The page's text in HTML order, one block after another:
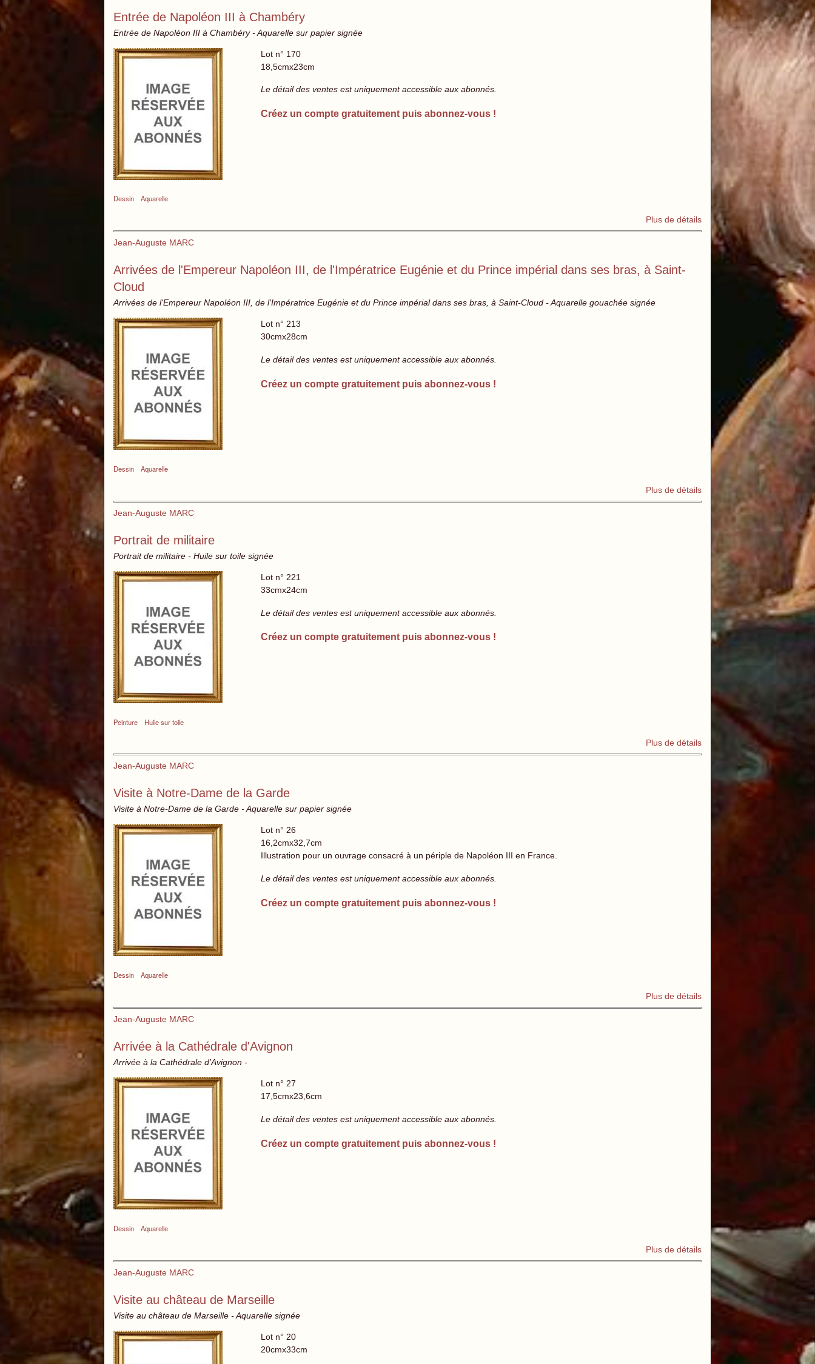
Entrée de Napoléon III à Chambéry
Entrée de Napoléon III à Chambéry - Aquarelle sur papier signée
Dessin Aquarelle
Lot n° 170
18,5cmx23cm
Le détail des ventes est uniquement accessible aux abonnés.
Créez un compte gratuitement puis abonnez-vous !
Plus de détails
Jean-Auguste MARC
Arrivées de l'Empereur Napoléon III, de l'Impératrice Eugénie et du Prince impérial dans ses bras, à Saint-
Cloud
Arrivées de l'Empereur Napoléon III, de l'Impératrice Eugénie et du Prince impérial dans ses bras, à Saint-Cloud - Aquarelle gouachée signée
Dessin Aquarelle
Lot n° 213
30cmx28cm
Le détail des ventes est uniquement accessible aux abonnés.
Créez un compte gratuitement puis abonnez-vous !
Plus de détails
Jean-Auguste MARC
Portrait de militaire
Portrait de militaire - Huile sur toile signée
Peinture Huile sur toile
Lot n° 221
33cmx24cm
Le détail des ventes est uniquement accessible aux abonnés.
Créez un compte gratuitement puis abonnez-vous !
Plus de détails
Jean-Auguste MARC
Visite à Notre-Dame de la Garde
Visite à Notre-Dame de la Garde - Aquarelle sur papier signée
Dessin Aquarelle
Lot n° 26
16,2cmx32,7cm
Illustration pour un ouvrage consacré à un périple de Napoléon III en France.
Le détail des ventes est uniquement accessible aux abonnés.
Créez un compte gratuitement puis abonnez-vous !
Plus de détails
Jean-Auguste MARC
Arrivée à la Cathédrale d'Avignon
Arrivée à la Cathédrale d'Avignon -
Dessin Aquarelle
Lot n° 27
17,5cmx23,6cm
Le détail des ventes est uniquement accessible aux abonnés.
Créez un compte gratuitement puis abonnez-vous !
Plus de détails
Jean-Auguste MARC
Visite au château de Marseille
Visite au château de Marseille - Aquarelle signée
Lot n° 20
20cmx33cm